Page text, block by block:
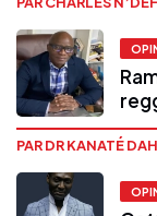
PAR DR KANATÉ